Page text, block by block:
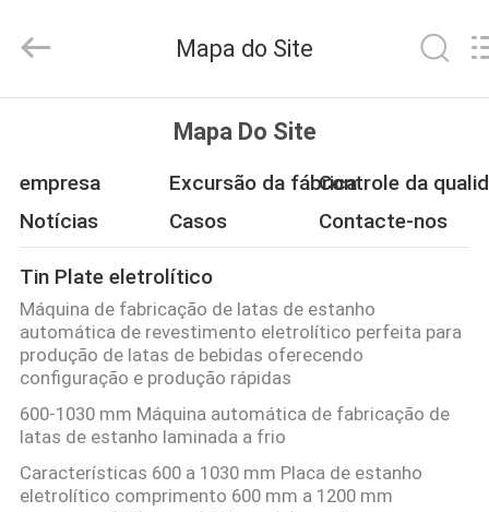
PRODUTOS
VÍDEOS
SOBRE
NÓS
EXCURSÃO
DA
PACKAGING
MATERIALS
Rights
Mapa do Site
Mapa Do Site
empresa Excursão da fábricaControle da
Notícias
Casos Contacte-nos
Tin Plate eletrolítico
Máquina de fabricação de latas de estanho
automática de revestimento eletrolítico perfeita para
produção de latas de bebidas oferecendo
configuração e produção rápidas
600-1030 mm Máquina automática de fabricação de
latas de estanho laminada a frio
Características 600 a 1030 mm Placa de estanho
eletrolítico comprimento 600 mm a 1200 mm